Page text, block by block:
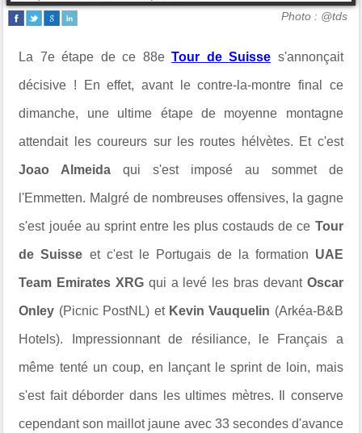
Photo : @tds
La 7e étape de ce 88eTour de Suisse s'annonçait
décisive ! En effet, avant le contre-la-montre final ce
dimanche, une ultime étape de moyenne montagne
attendait les coureurs sur les routes hélvètes. Et c'est
Joao Almeida qui s'est imposé au sommet de
l'Emmetten. Malgré de nombreuses offensives, la gagne
s'est jouée au sprint entre les plus costauds de ce Tour
de Suisse et c'est le Portugais de la formation UAE
Team Emirates XRG qui a levé les bras devant Oscar
Onley (Picnic PostNL) etKevin Vauquelin (Arkéa-B&B
Hotels). Impressionnant de résiliance, le Français a
même tenté un coup, en lançant le sprint de loin, mais
s'est fait déborder dans les ultimes mètres. Il conserve
cependant son maillot jaune avec 33 secondes d'avance